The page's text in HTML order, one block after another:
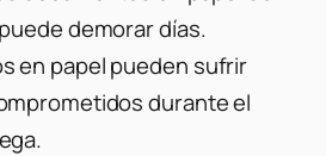
demorar días.
en papel pueden sufrir
durante el